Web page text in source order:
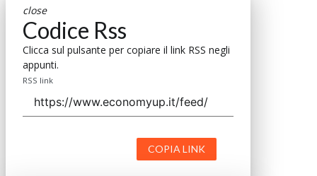
close
Codice Rss
Clicca sul pulsante per copiare il link RSS negli
appunti.
RSS link
COPIA LINK